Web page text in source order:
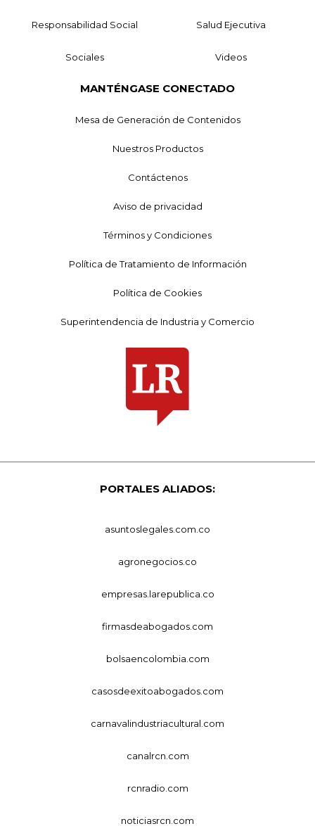
Responsabilidad Social Salud Ejecutiva
Sociales Videos
MANTÉNGASE CONECTADO
Mesa de Generación de Contenidos
Nuestros Productos
Contáctenos
Aviso de privacidad
Términos y Condiciones
Política de Tratamiento de Información
Política de Cookies
Superintendencia de Industria y Comercio
PORTALES ALIADOS:
asuntoslegales.com.co
agronegocios.co
empresas.larepublica.co
firmasdeabogados.com
bolsaencolombia.com
casosdeexitoabogados.com
carnavalindustriacultural.com
canalrcn.com
rcnradio.com
noticiasrcn.com